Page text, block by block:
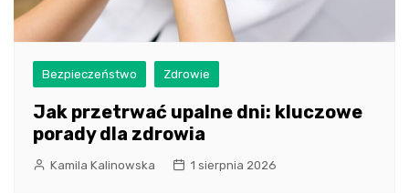
Bezpieczeństwo Zdrowie
Jak przetrwać upalne dni: kluczowe
porady dla zdrowia
Kamila Kalinowska 1 sierpnia 2026